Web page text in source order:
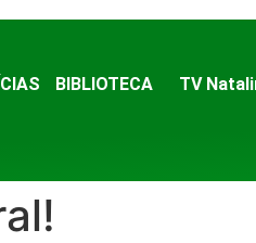
BIBLIOTECA TV